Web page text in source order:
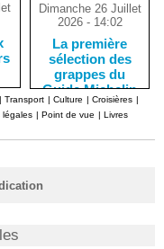
Dimanche 26 Juillet
2026 - 14:02
La première
sélection des
grappes du
Guide Michelin
| Transport | Culture | Croisières |
légales | Point de vue | Livres